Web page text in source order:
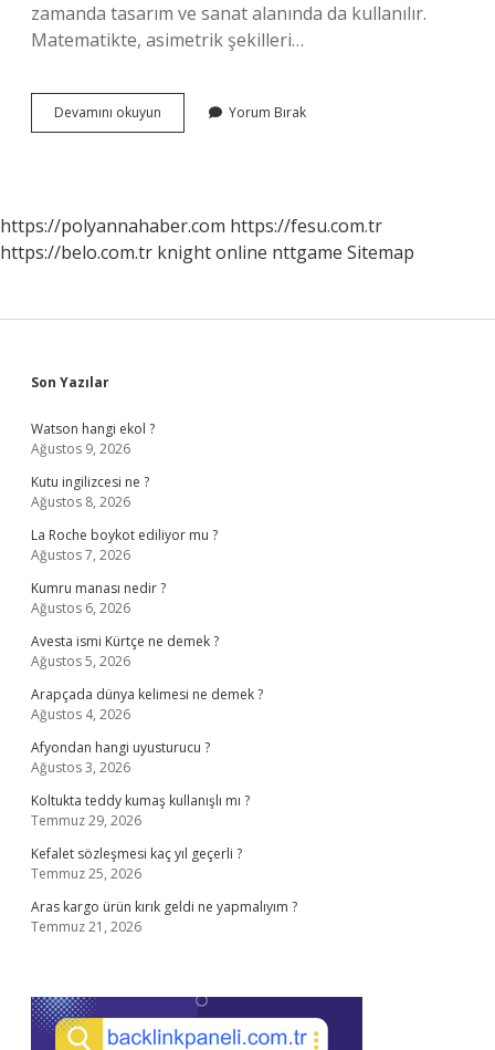
zamanda tasarım ve sanat alanında da kullanılır.
Matematikte, asimetrik şekilleri…
Devamını okuyun Asimetrik
şekil
Yorum Bırak
https://polyannahaber.com https://fesu.com.tr
https://belo.com.tr knight online nttgame Sitemap
Sidebar
Son Yazılar
Watson hangi ekol ?
Ağustos 9, 2026
Kutu ingilizcesi ne ?
Ağustos 8, 2026
La Roche boykot ediliyor mu ?
Ağustos 7, 2026
Kumru manası nedir ?
Ağustos 6, 2026
Avesta ismi Kürtçe ne demek ?
Ağustos 5, 2026
Arapçada dünya kelimesi ne demek ?
Ağustos 4, 2026
Afyondan hangi uyusturucu ?
Ağustos 3, 2026
Koltukta teddy kumaş kullanışlı mı ?
Temmuz 29, 2026
Kefalet sözleşmesi kaç yıl geçerli ?
Temmuz 25, 2026
Aras kargo ürün kırık geldi ne yapmalıyım ?
Temmuz 21, 2026